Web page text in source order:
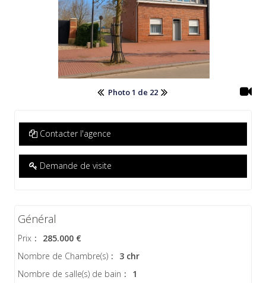
Photo 1 de 22
Contacter l'agence
Demande de visite
Général
Prix :
285.000 €
Nombre de Chambre(s) :
3 chr
Nombre de salle(s) de bain :
1